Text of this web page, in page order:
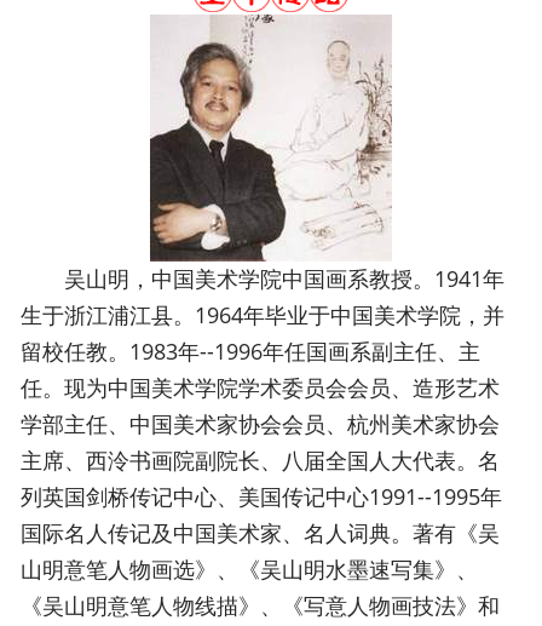
吴山明，中国美术学院中国画系教授。1941年
生于浙江浦江县。1964年毕业于中国美术学院，并
留校任教。1983年--1996年任国画系副主任、主
任。现为中国美术学院学术委员会会员、造形艺术
学部主任、中国美术家协会会员、杭州美术家协会
主席、西泠书画院副院长、八届全国人大代表。名
列英国剑桥传记中心、美国传记中心1991--1995年
国际名人传记及中国美术家、名人词典。著有《吴
山明意笔人物画选》、《吴山明水墨速写集》、
《吴山明意笔人物线描》、《写意人物画技法》和